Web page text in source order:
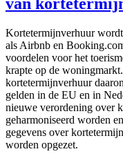
Kortetermijnverhuur
als Airbnb en
voordelen voor het
krapte op de
kortetermijnverhuur
gelden in de EU en in
nieuwe verordening over
geharmoniseerd worden
gegevens over
worden opgezet.